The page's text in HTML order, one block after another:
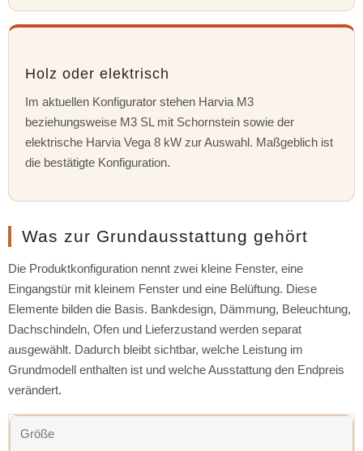
Holz oder elektrisch
Im aktuellen Konfigurator stehen Harvia M3
beziehungsweise M3 SL mit Schornstein sowie der
elektrische Harvia Vega 8 kW zur Auswahl. Maßgeblich ist
die bestätigte Konfiguration.
Was zur Grundausstattung gehört
Die Produktkonfiguration nennt zwei kleine Fenster, eine
Eingangstür mit kleinem Fenster und eine Belüftung. Diese
Elemente bilden die Basis. Bankdesign, Dämmung, Beleuchtung,
Dachschindeln, Ofen und Lieferzustand werden separat
ausgewählt. Dadurch bleibt sichtbar, welche Leistung im
Grundmodell enthalten ist und welche Ausstattung den Endpreis
verändert.
Größe